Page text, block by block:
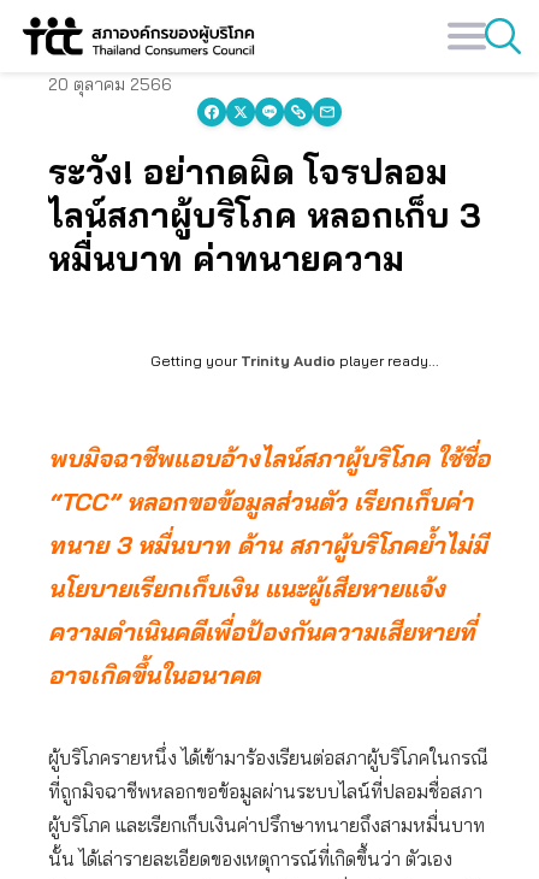
Skip
20 ตุลาคม 2566
ระวัง! อย่ากดผิด โจรปลอม
ไลน์สภาผู้บริโภค หลอกเก็บ 3
หมื่นบาท ค่าทนายความ
Getting your Trinity Audio player ready...
พบมิจฉาชีพแอบอ้างไลน์สภาผู้บริโภค ใช้ชื่อ
“TCC” หลอกขอข้อมูลส่วนตัว เรียกเก็บค่า
ทนาย 3 หมื่นบาท ด้าน สภาผู้บริโภคย้ำไม่มี
นโยบายเรียกเก็บเงิน แนะผู้เสียหายแจ้ง
ความดำเนินคดีเพื่อป้องกันความเสียหายที่
อาจเกิดขึ้นในอนาคต
ผู้บริโภครายหนึ่ง ได้เข้ามาร้องเรียนต่อสภาผู้บริโภคในกรณี
ที่ถูกมิจฉาชีพหลอกขอข้อมูลผ่านระบบไลน์ที่ปลอมชื่อสภา
ผู้บริโภค และเรียกเก็บเงินค่าปรึกษาทนายถึงสามหมื่นบาท
นั้น ได้เล่ารายละเอียดของเหตุการณ์ที่เกิดขึ้นว่า ตัวเอง